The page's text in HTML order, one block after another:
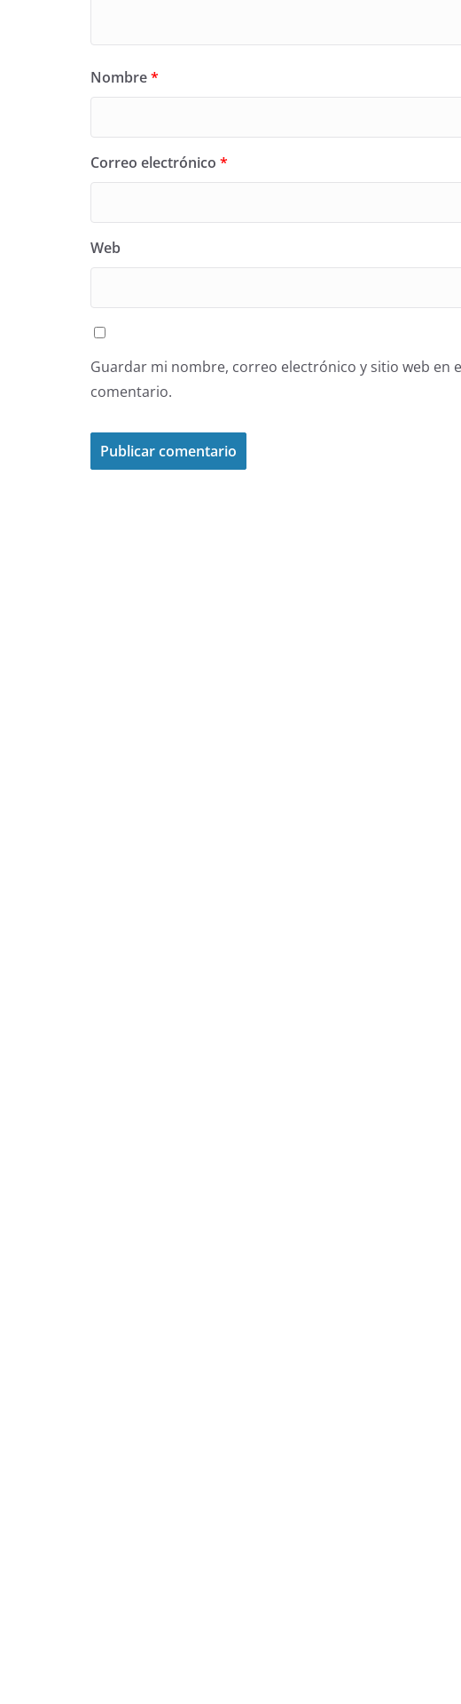
Nombre*
Correo electrónico *
Web
Guardar mi nombre, correo electrónico y sitio web en
comentario.